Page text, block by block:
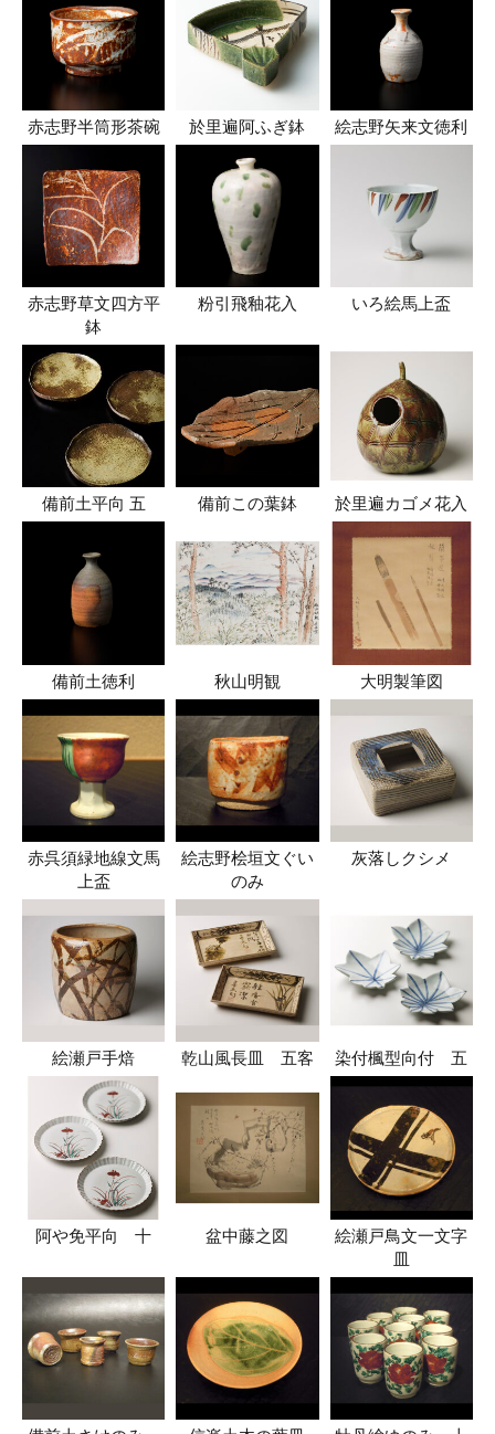
赤志野半筒形茶碗 於里遍阿ふぎ鉢 絵志野矢来文徳利
赤志野草文四方平
鉢
粉引飛釉花入 いろ絵馬上盃
備前土平向 五 備前この葉鉢 於里遍カゴメ花入
備前土徳利 秋山明観 大明製筆図
赤呉須緑地線文馬
上盃
絵志野桧垣文ぐい
のみ
灰落しクシメ
絵瀬戸手焙 乾山風長皿 五客 染付楓型向付 五
阿や免平向 十 盆中藤之図
絵瀬戸鳥文一文字
皿